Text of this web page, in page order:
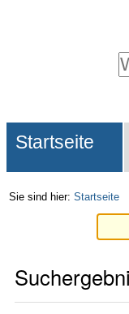
Direkt
zur
Navigation
Website
Suche…
Sektionen
Startseite
Sie sind hier: Startseite